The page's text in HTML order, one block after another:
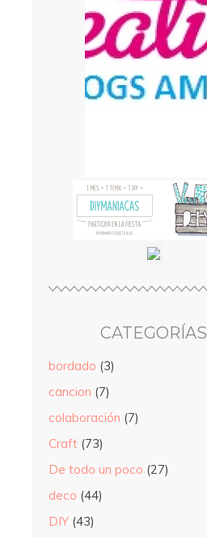
CATEGORÍAS
bordado (3)
cancion (7)
colaboración (7)
Craft (73)
De todo un poco (27)
deco (44)
DIY (43)